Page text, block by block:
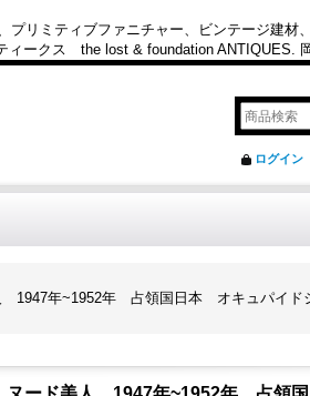
リミティブファニチャー、ビンテージ建
ィークス the lost & foundation ANTIQUES.
ログイン
年~1952年 占領国日本 オキュパイ